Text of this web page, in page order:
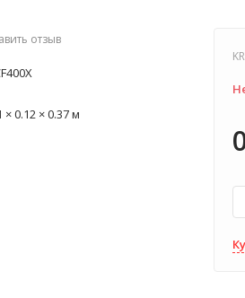
отзыв
× 0.12 × 0.37 м